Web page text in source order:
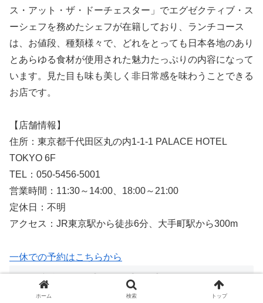
ス・アット・ザ・ドーチェスター」でエグゼクティブ・ス
ーシェフを務めたシェフが在籍しており、ランチコース
は、お値段、種類様々で、どれをとっても日本各地のあり
とあらゆる食材が使用された魅力たっぷりの内容になって
います。見た目も味も美しく非日常感を味わうことできる
お店です。
【店舗情報】
住所：東京都千代田区丸の内1-1-1 PALACE HOTEL
TOKYO 6F
TEL：050-5456-5001
営業時間：11:30～14:00、18:00～21:00
定休日：不明
アクセス：JR東京駅から徒歩6分、大手町駅から300m
一休での予約はこちらから
12. 臼杵ふぐ 山田屋 丸の内
ホーム 検索 トップ